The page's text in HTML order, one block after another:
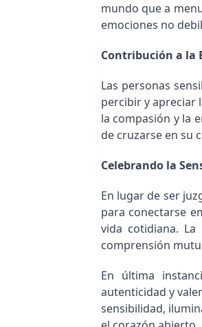
mundo que a
emociones no
Contribución a la
Las personas
percibir y apreciar
la compasión y la
de cruzarse en su
Celebrando la
En lugar de ser
para conectarse
vida cotidiana.
comprensión
En última
autenticidad y
sensibilidad,